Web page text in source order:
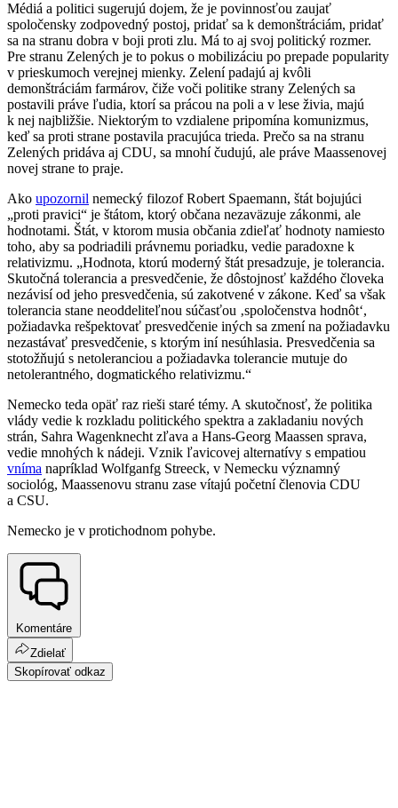
Médiá a politici sugerujú dojem, že je povinnosťou zaujať
spoločensky zodpovedný postoj, pridať sa k demonštráciám, pridať
sa na stranu dobra v boji proti zlu. Má to aj svoj politický rozmer.
Pre stranu Zelených je to pokus o mobilizáciu po prepade popularity
v prieskumoch verejnej mienky. Zelení padajú aj kvôli
demonštráciám farmárov, čiže voči politike strany Zelených sa
postavili práve ľudia, ktorí sa prácou na poli a v lese živia, majú
k nej najbližšie. Niektorým to vzdialene pripomína komunizmus,
keď sa proti strane postavila pracujúca trieda. Prečo sa na stranu
Zelených pridáva aj CDU, sa mnohí čudujú, ale práve Maassenovej
novej strane to praje.
Ako upozornil nemecký filozof Robert Spaemann, štát bojujúci
„proti pravici“ je štátom, ktorý občana nezaväzuje zákonmi, ale
hodnotami. Štát, v ktorom musia občania zdieľať hodnoty namiesto
toho, aby sa podriadili právnemu poriadku, vedie paradoxne k
relativizmu. „Hodnota, ktorú moderný štát presadzuje, je tolerancia.
Skutočná tolerancia a presvedčenie, že dôstojnosť každého človeka
nezávisí od jeho presvedčenia, sú zakotvené v zákone. Keď sa však
tolerancia stane neoddeliteľnou súčasťou ‚spoločenstva hodnôt‘,
požiadavka rešpektovať presvedčenie iných sa zmení na požiadavku
nezastávať presvedčenie, s ktorým iní nesúhlasia. Presvedčenia sa
stotožňujú s netoleranciou a požiadavka tolerancie mutuje do
netolerantného, dogmatického relativizmu.“
Nemecko teda opäť raz rieši staré témy. A skutočnosť, že politika
vlády vedie k rozkladu politického spektra a zakladaniu nových
strán, Sahra Wagenknecht zľava a Hans-Georg Maassen sprava,
vedie mnohých k nádeji. Vznik ľavicovej alternatívy s empatiou
vníma napríklad Wolfganfg Streeck, v Nemecku významný
sociológ, Maassenovu stranu zase vítajú početní členovia CDU
a CSU.
Nemecko je v protichodnom pohybe.
Komentáre
Zdielať
Skopírovať odkaz